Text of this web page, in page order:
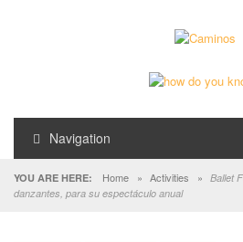
Navigation
YOU ARE HERE: Home » Activities »
Ballet
danzantes, para su espectáculo anual